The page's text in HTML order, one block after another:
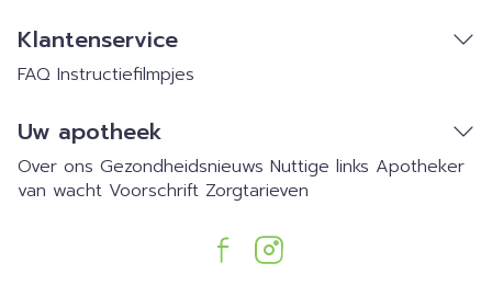
Klantenservice
FAQ Instructiefilmpjes
Uw apotheek
Over ons Gezondheidsnieuws Nuttige links Apotheker
van wacht Voorschrift Zorgtarieven